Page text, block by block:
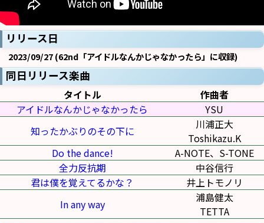
リリース日
2023/09/27 (62nd「アイドルなんかじゃなかったら」に収録)
同日リリース楽曲
タイトル
作曲者
アイドルなんかじゃなかったら
YSU
知ったかぶりのその下に
川浦正大
Toshikazu.K
Do the dance!
A-NOTE、S-TONE
全力反抗期
中谷信行
君は僕を覚えてるかな？
井上トモノリ
In any way
浦島健太
TETTA